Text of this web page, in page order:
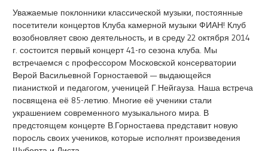
Уважаемые поклонники классической музыки, постоянные
посетители концертов Клуба камерной музыки ФИАН! Клуб
возобновляет свою деятельность, и в среду 22 октября 2014
г. состоится первый концерт 41-го сезона клуба. Мы
встречаемся с профессором Московской консерватории
Верой Васильевной Горностаевой — выдающейся
пианисткой и педагогом, ученицей Г.Нейгауза. Наша встреча
посвящена её 85-летию. Многие её ученики стали
украшением современного музыкального мира. В
предстоящем концерте В.Горностаева представит новую
поросль своих учеников, которые исполнят произведения